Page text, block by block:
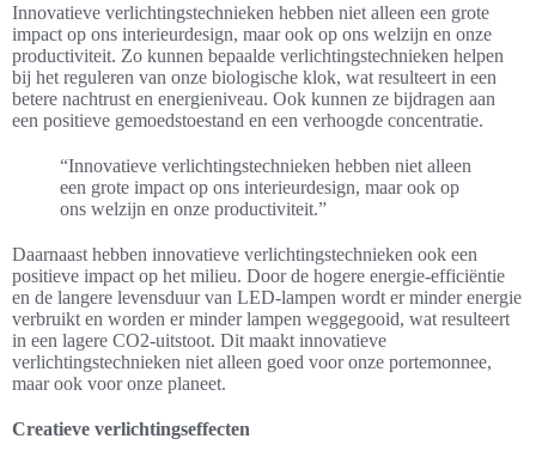
Innovatieve verlichtingstechnieken hebben niet alleen een grote
impact op ons interieurdesign, maar ook op ons welzijn en onze
productiviteit. Zo kunnen bepaalde verlichtingstechnieken helpen
bij het reguleren van onze biologische klok, wat resulteert in een
betere nachtrust en energieniveau. Ook kunnen ze bijdragen aan
een positieve gemoedstoestand en een verhoogde concentratie.
“Innovatieve verlichtingstechnieken hebben niet alleen
een grote impact op ons interieurdesign, maar ook op
ons welzijn en onze productiviteit.”
Daarnaast hebben innovatieve verlichtingstechnieken ook een
positieve impact op het milieu. Door de hogere energie-efficiëntie
en de langere levensduur van LED-lampen wordt er minder energie
verbruikt en worden er minder lampen weggegooid, wat resulteert
in een lagere CO2-uitstoot. Dit maakt innovatieve
verlichtingstechnieken niet alleen goed voor onze portemonnee,
maar ook voor onze planeet.
Creatieve verlichtingseffecten